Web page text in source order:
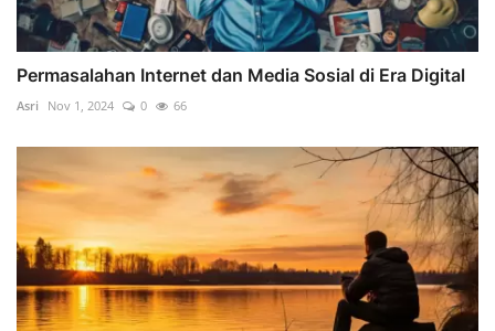
Permasalahan Internet dan Media Sosial di Era Digital
Asri Nov 1, 2024 0 66